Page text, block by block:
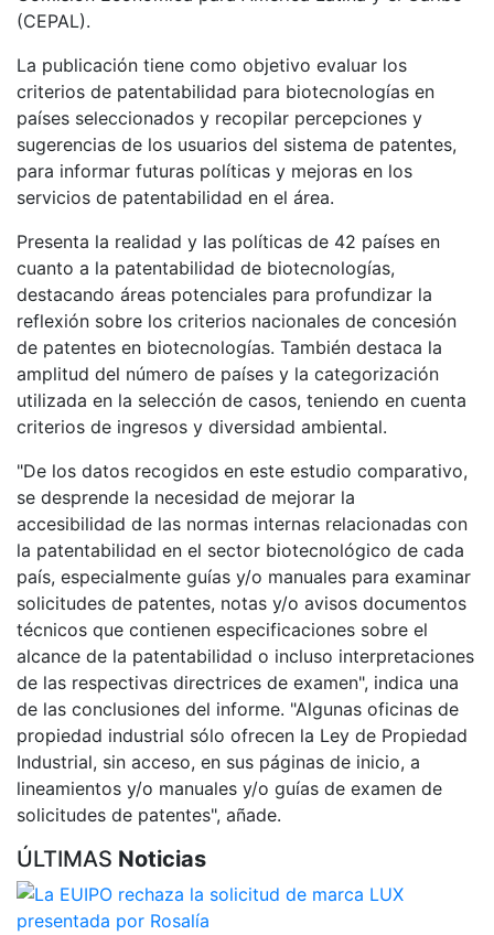
(CEPAL).
La publicación tiene como objetivo evaluar los
criterios de patentabilidad para biotecnologías en
países seleccionados y recopilar percepciones y
sugerencias de los usuarios del sistema de patentes,
para informar futuras políticas y mejoras en los
servicios de patentabilidad en el área.
Presenta la realidad y las políticas de 42 países en
cuanto a la patentabilidad de biotecnologías,
destacando áreas potenciales para profundizar la
reflexión sobre los criterios nacionales de concesión
de patentes en biotecnologías. También destaca la
amplitud del número de países y la categorización
utilizada en la selección de casos, teniendo en cuenta
criterios de ingresos y diversidad ambiental.
"De los datos recogidos en este estudio comparativo,
se desprende la necesidad de mejorar la
accesibilidad de las normas internas relacionadas con
la patentabilidad en el sector biotecnológico de cada
país, especialmente guías y/o manuales para examinar
solicitudes de patentes, notas y/o avisos documentos
técnicos que contienen especificaciones sobre el
alcance de la patentabilidad o incluso interpretaciones
de las respectivas directrices de examen", indica una
de las conclusiones del informe. "Algunas oficinas de
propiedad industrial sólo ofrecen la Ley de Propiedad
Industrial, sin acceso, en sus páginas de inicio, a
lineamientos y/o manuales y/o guías de examen de
solicitudes de patentes", añade.
ÚLTIMAS Noticias